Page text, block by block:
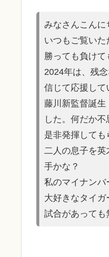
みなさんこんに
いつもご覧いた
勝っても負けて
2024年は、残
信じて応援して
藤川新監督誕生
した。何だか
是非発揮しても
二人の息子を
手かな？
私のマイナンバ
大好きなタイガ
試合があって